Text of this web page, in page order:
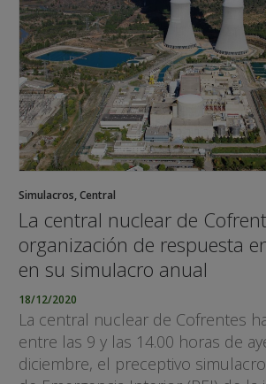
Simulacros,Central
La central nuclear de
organización de respuesta
en su simulacro anual
18/12/2020
La central nuclear de Cofrentes
entre las 9 y las 14.00 horas de
diciembre, el preceptivo